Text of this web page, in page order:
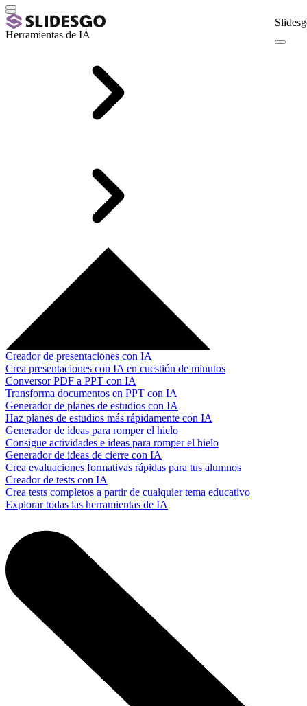
Herramientas de IA
Creador de presentaciones con IA
Crea presentaciones con IA en cuestión de minutos
Conversor PDF a PPT con IA
Transforma documentos en PPT con IA
Generador de planes de estudios con IA
Haz planes de estudios más rápidamente con IA
Generador de ideas para romper el hielo
Consigue actividades e ideas para romper el hielo
Generador de ideas de cierre con IA
Crea evaluaciones formativas rápidas para tus alumnos
Creador de tests con IA
Crea tests completos a partir de cualquier tema educativo
Explorar todas las herramientas de IA